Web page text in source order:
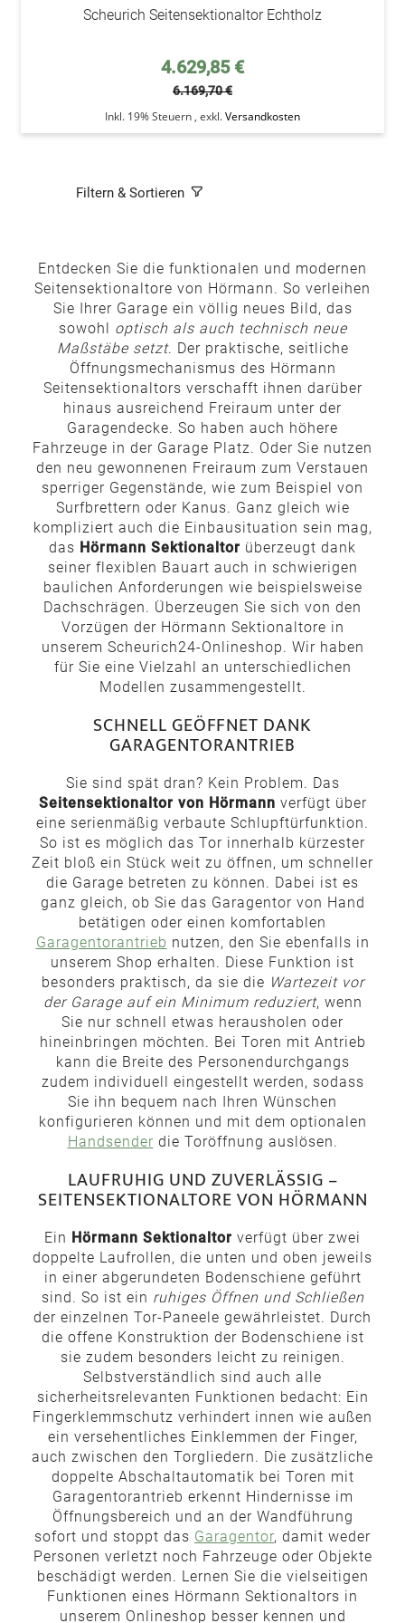
Scheurich Seitensektionaltor Echtholz
Sonderpreis
4.629,85 €
6.169,70 €
Inkl. 19% Steuern , exkl.Versandkosten
Filtern & Sortieren
Entdecken Sie die funktionalen und modernen
Seitensektionaltore von Hörmann. So verleihen
Sie Ihrer Garage ein völlig neues Bild, das
sowohl optisch als auch technisch neue
Maßstäbe setzt. Der praktische, seitliche
Öffnungsmechanismus des Hörmann
Seitensektionaltors verschafft ihnen darüber
hinaus ausreichend Freiraum unter der
Garagendecke. So haben auch höhere
Fahrzeuge in der Garage Platz. Oder Sie nutzen
den neu gewonnenen Freiraum zum Verstauen
sperriger Gegenstände, wie zum Beispiel von
Surfbrettern oder Kanus. Ganz gleich wie
kompliziert auch die Einbausituation sein mag,
das Hörmann Sektionaltor überzeugt dank
seiner flexiblen Bauart auch in schwierigen
baulichen Anforderungen wie beispielsweise
Dachschrägen. Überzeugen Sie sich von den
Vorzügen der Hörmann Sektionaltore in
unserem Scheurich24-Onlineshop. Wir haben
für Sie eine Vielzahl an unterschiedlichen
Modellen zusammengestellt.
SCHNELL GEÖFFNET DANK
GARAGENTORANTRIEB
Sie sind spät dran? Kein Problem. Das
Seitensektionaltor von Hörmann verfügt über
eine serienmäßig verbaute Schlupftürfunktion.
So ist es möglich das Tor innerhalb kürzester
Zeit bloß ein Stück weit zu öffnen, um schneller
die Garage betreten zu können. Dabei ist es
ganz gleich, ob Sie das Garagentor von Hand
betätigen oder einen komfortablen
Garagentorantrieb nutzen, den Sie ebenfalls in
unserem Shop erhalten. Diese Funktion ist
besonders praktisch, da sie die Wartezeit vor
der Garage auf ein Minimum reduziert, wenn
Sie nur schnell etwas herausholen oder
hineinbringen möchten. Bei Toren mit Antrieb
kann die Breite des Personendurchgangs
zudem individuell eingestellt werden, sodass
Sie ihn bequem nach Ihren Wünschen
konfigurieren können und mit dem optionalen
Handsender die Toröffnung auslösen.
LAUFRUHIG UND ZUVERLÄSSIG –
SEITENSEKTIONALTORE VON HÖRMANN
Ein Hörmann Sektionaltor verfügt über zwei
doppelte Laufrollen, die unten und oben jeweils
in einer abgerundeten Bodenschiene geführt
sind. So ist ein ruhiges Öffnen und Schließen
der einzelnen Tor-Paneele gewährleistet. Durch
die offene Konstruktion der Bodenschiene ist
sie zudem besonders leicht zu reinigen.
Selbstverständlich sind auch alle
sicherheitsrelevanten Funktionen bedacht: Ein
Fingerklemmschutz verhindert innen wie außen
ein versehentliches Einklemmen der Finger,
auch zwischen den Torgliedern. Die zusätzliche
doppelte Abschaltautomatik bei Toren mit
Garagentorantrieb erkennt Hindernisse im
Öffnungsbereich und an der Wandführung
sofort und stoppt das Garagentor, damit weder
Personen verletzt noch Fahrzeuge oder Objekte
beschädigt werden. Lernen Sie die vielseitigen
Funktionen eines Hörmann Sektionaltors in
unserem Onlineshop besser kennen und